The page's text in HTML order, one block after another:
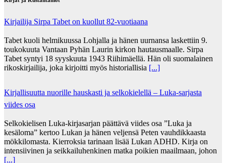
Kirjailija Sirpa Tabet on kuollut 82-vuotiaana
Tabet kuoli helmikuussa Lohjalla ja hänen uurnansa laskettiin 9.
toukokuuta Vantaan Pyhän Laurin kirkon hautausmaalle. Sirpa
Tabet syntyi 18 syyskuuta 1943 Riihimäellä. Hän oli suomalainen
rikoskirjailija, joka kirjoitti myös historiallisia [...]
Kirjallisuutta nuorille hauskasti ja selkokielellä – Luka-sarjasta
viides osa
Selkokielisen Luka-kirjasarjan päättävä viides osa ”Luka ja
kesäloma” kertoo Lukan ja hänen veljensä Peten vauhdikkaasta
mökkilomasta. Kierroksia tarinaan lisää Lukan ADHD. Kirja on
intensiivinen ja seikkailuhenkinen matka poikien maailmaan, johon
[...]